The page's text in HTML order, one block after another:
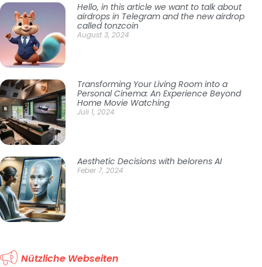
Hello, in this article we want to talk about
airdrops in Telegram and the new airdrop
called tonzcoin
August 3, 2024
Transforming Your Living Room into a
Personal Cinema: An Experience Beyond
Home Movie Watching
Juli 1, 2024
Aesthetic Decisions with belorens AI
Feber 7, 2024
Nützliche Webseiten